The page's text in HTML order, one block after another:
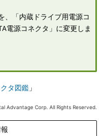
、「内蔵ドライブ用電源コ
電源コネクタ」に変更しま
タ図鑑 」
Advantage Corp. All Rights Reserved.